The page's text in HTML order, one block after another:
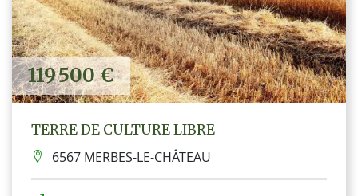
119 500 €
TERRE DE CULTURE LIBRE
6567 MERBES-LE-CHÂTEAU